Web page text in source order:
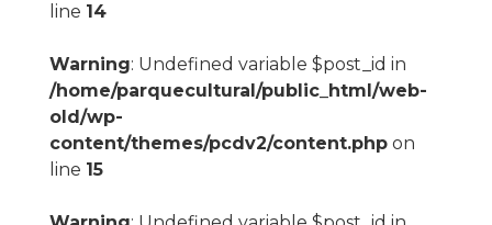
line 14
Warning: Undefined variable $post_id in
/home/parquecultural/public_html/web-
old/wp-
content/themes/pcdv2/content.phpon
line 15